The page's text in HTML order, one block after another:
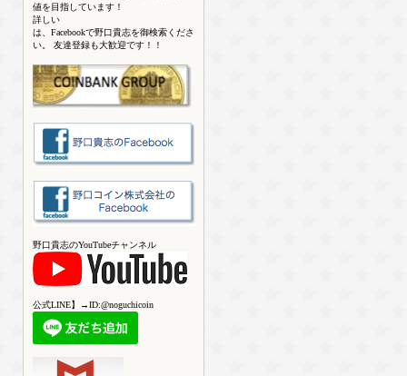
値を目指しています！
詳しい
は、Facebookで野口貴志を御検索くださ
い。 友達登録も大歓迎です！！
野口貴志のYouTubeチャンネル
公式LINE】→ID:@noguchicoin